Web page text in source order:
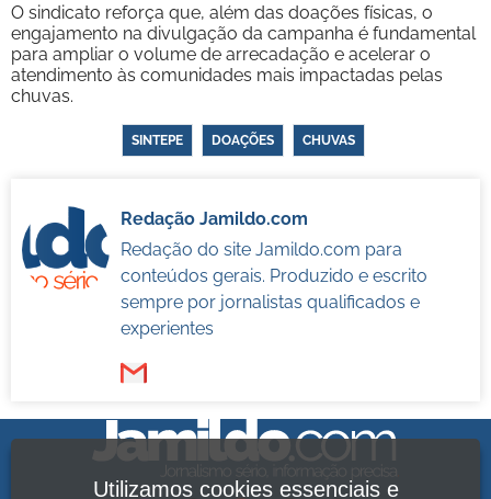
O sindicato reforça que, além das doações físicas, o
engajamento na divulgação da campanha é fundamental
para ampliar o volume de arrecadação e acelerar o
atendimento às comunidades mais impactadas pelas
chuvas.
SINTEPE DOAÇÕES CHUVAS
Redação Jamildo.com
Redação do site Jamildo.com para
conteúdos gerais. Produzido e escrito
sempre por jornalistas qualificados e
experientes
Utilizamos cookies essenciais e